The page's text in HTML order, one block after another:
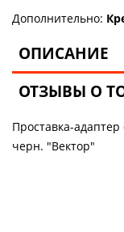
Дополнительно:
ОПИСАНИЕ
ОТЗЫВЫ О
Проставка-адаптер
черн. "Вектор"